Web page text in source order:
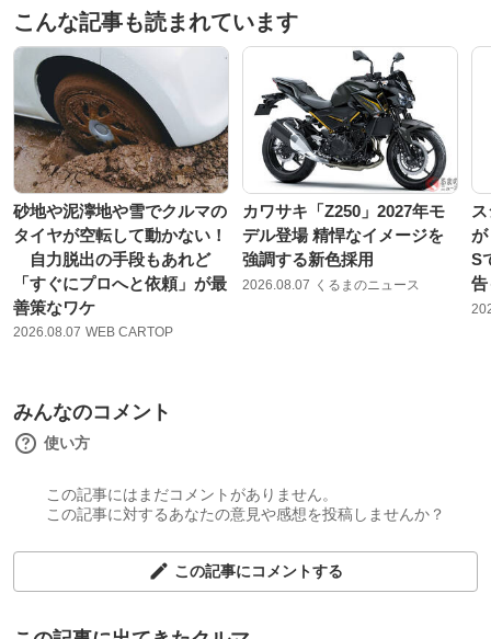
こんな記事も読まれています
砂地や泥濘地や雪でクルマの
タイヤが空転して動かない！
自力脱出の手段もあれど
「すぐにプロへと依頼」が最
善策なワケ
2026.08.07 WEB CARTOP
カワサキ「Z250」2027年モ
デル登場 精悍なイメージを
強調する新色採用
2026.08.07 くるまのニュース
が
S
告
みんなのコメント
使い方
この記事にはまだコメントがありません。
この記事に対するあなたの意見や感想を投稿しませんか？
この記事にコメントする